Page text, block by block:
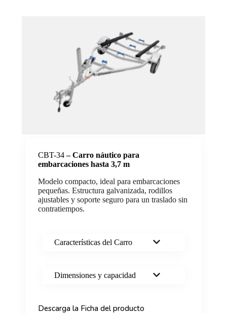
CBT-34– Carro náutico para
embarcaciones hasta 3,7 m
Modelo compacto, ideal para embarcaciones
pequeñas. Estructura galvanizada, rodillos
ajustables y soporte seguro para un traslado sin
contratiempos.
Características del Carro
Dimensiones y capacidad
Descarga la Ficha del producto